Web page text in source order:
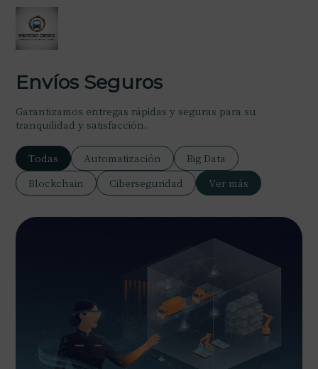
Envíos Seguros
Garantizamos entregas rápidas y seguras para su
tranquilidad y satisfacción.
Todas Automatización
Big Data
Blockchain
Ciberseguridad Ver más